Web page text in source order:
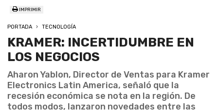
IMPRIMIR
PORTADA TECNOLOGÍA
KRAMER: INCERTIDUMBRE EN
LOS NEGOCIOS
Aharon Yablon, Director de Ventas para Kramer
Electronics Latin America, señaló que la
recesión económica se nota en la región. De
todos modos, lanzaron novedades entre las